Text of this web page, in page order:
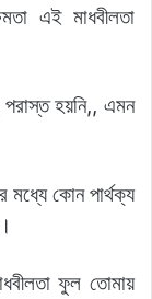
এই মাধবীলতা
হয়নি,, এমন
মধ্যে কোন পার্থক্য
ফুল তোমায়